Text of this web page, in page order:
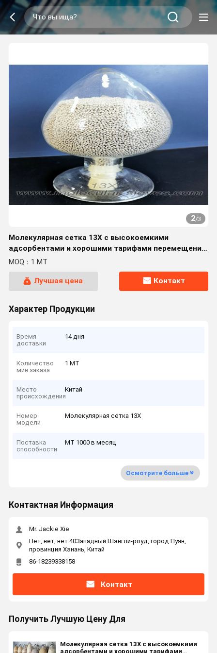
2/3
Молекулярная сетка 13X с высокоемкими
адсорбентами и хорошими тарифами перемещения
массы
MOQ：1 MT
Лучшая цена Контакт
Характер Продукции
Время
доставки
14 дня
Количество
мин заказа
1 MT
Место
происхождения
Китай
Номер
модели
Молекулярная сетка 13X
Поставка
способности
MT 1000 в месяц
Осмотрите больше
Контактная Информация
Mr. Jackie Xie
Нет, нет, нет.40Западный Шэнгли-роуд, город Пуян,
провинция Хэнань, Китай
86-18239338158
Контакт
Получить Лучшую Цену Для
Молекулярная сетка 13X с высокоемкими
адсорбентами и хорошими тарифами